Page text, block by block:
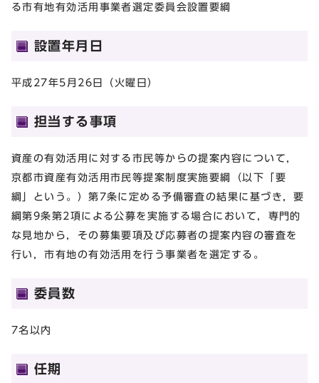
る市有地有効活用事業者選定委員会設置要綱
設置年月日
平成27年5月26日（火曜日）
担当する事項
資産の有効活用に対する市民等からの提案内容について，
京都市資産有効活用市民等提案制度実施要綱（以下「要
綱」という。）第7条に定める予備審査の結果に基づき，要
綱第9条第2項による公募を実施する場合において，専門的
な見地から，その募集要項及び応募者の提案内容の審査を
行い，市有地の有効活用を行う事業者を選定する。
委員数
7名以内
任期